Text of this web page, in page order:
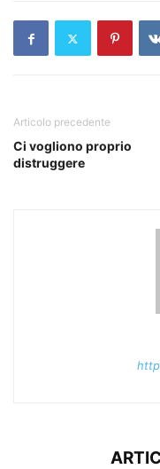
Articolo precedente
Ci vogliono proprio
distruggere